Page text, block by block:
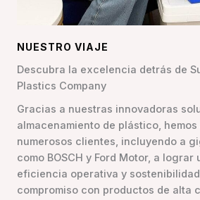
NUESTRO VIAJE
Descubra la excelencia detrás de
Plastics Company
Gracias a nuestras innovadoras
almacenamiento de plástico, hemos
numerosos clientes, incluyendo a
como BOSCH y Ford Motor, a lograr
eficiencia operativa y
compromiso con productos de alta